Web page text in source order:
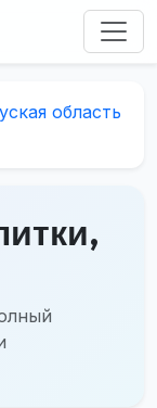
область